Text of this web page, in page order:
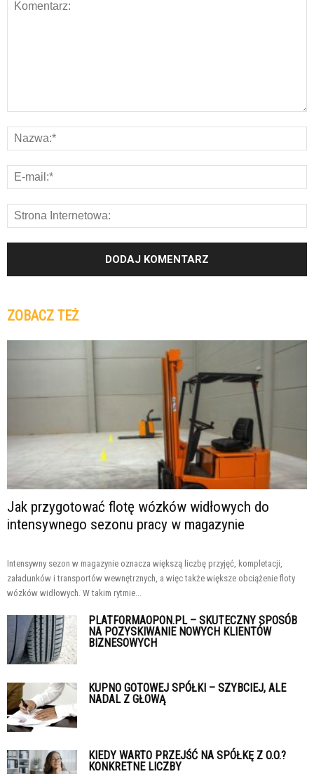
ZOBACZ TEŻ
Jak przygotować flotę wózków widłowych do
intensywnego sezonu pracy w magazynie
Intensywny sezon w magazynie oznacza większą liczbę przyjęć, kompletacji,
załadunków i transportów wewnętrznych, a więc także większe obciążenie floty
wózków widłowych. W takim rytmie...
PLATFORMAOPON.PL – SKUTECZNY SPOSÓB
NA POZYSKIWANIE NOWYCH KLIENTÓW
BIZNESOWYCH
KUPNO GOTOWEJ SPÓŁKI – SZYBCIEJ, ALE
NADAL Z GŁOWĄ
KIEDY WARTO PRZEJŚĆ NA SPÓŁKĘ Z O.O.?
KONKRETNE LICZBY